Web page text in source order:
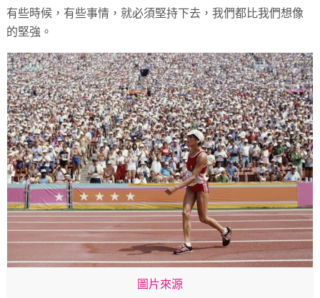
有些時候，有些事情，就必須堅持下去，我們都比我們想像
的堅強。
圖片來源